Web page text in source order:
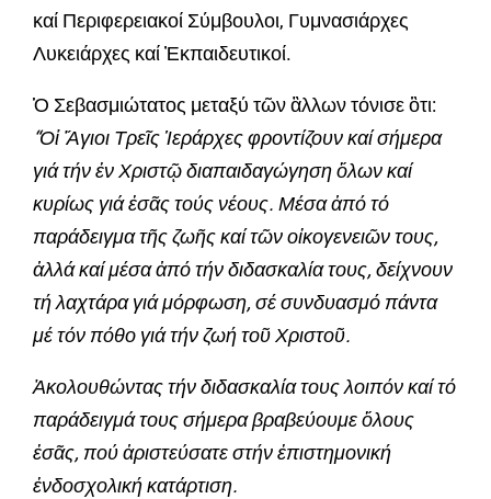
καί Περιφερειακοί Σύμβουλοι, Γυμνασιάρχες
Λυκειάρχες καί Ἐκπαιδευτικοί.
Ὁ Σεβασμιώτατος μεταξύ τῶν ἂλλων τόνισε ὃτι:
“Οἱ Ἅγιοι Τρεῖς Ἱεράρχες φροντίζουν καί σήμερα
γιά τήν ἐν Χριστῷ διαπαιδαγώγηση ὅλων καί
κυρίως γιά ἐσᾶς τούς νέους. Μέσα ἀπό τό
παράδειγμα τῆς ζωῆς καί τῶν οἰκογενειῶν τους,
ἀλλά καί μέσα ἀπό τήν διδασκαλία τους, δείχνουν
τή λαχτάρα γιά μόρφωση, σέ συνδυασμό πάντα
μέ τόν πόθο γιά τήν ζωή τοῦ Χριστοῦ.
Ἀκολουθώντας τήν διδασκαλία τους λοιπόν καί τό
παράδειγμά τους σήμερα βραβεύουμε ὅλους
ἐσᾶς, πού ἀριστεύσατε στήν ἐπιστημονική
ἐνδοσχολική κατάρτιση.